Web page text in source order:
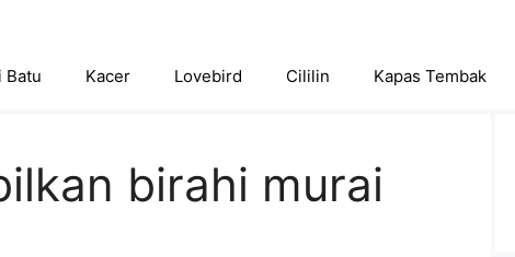
Batu Kacer Lovebird Cililin Kapas Tembak
birahi murai